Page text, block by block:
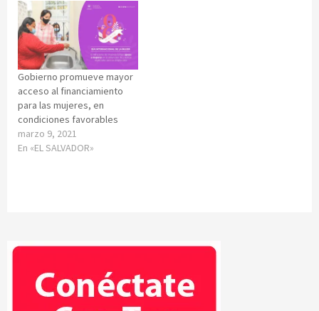
Gobierno promueve mayor
acceso al financiamiento
para las mujeres, en
condiciones favorables
marzo 9, 2021
En «EL SALVADOR»